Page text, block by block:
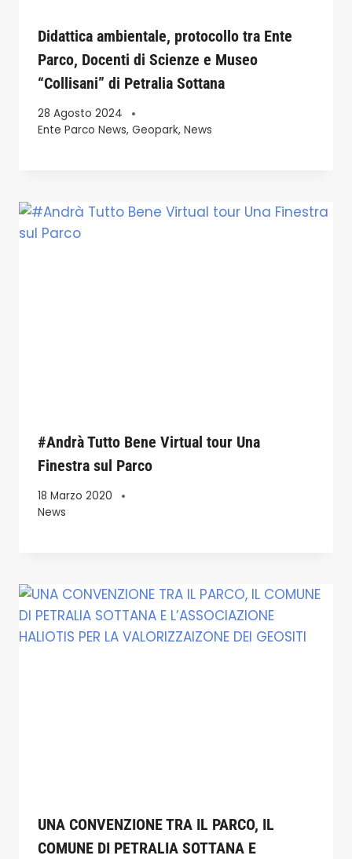
Didattica ambientale, protocollo tra Ente
Parco, Docenti di Scienze e Museo
“Collisani” di Petralia Sottana
28 Agosto 2024
Ente Parco News, Geopark, News
#Andrà Tutto Bene Virtual tour Una
Finestra sul Parco
18 Marzo 2020
News
UNA CONVENZIONE TRA IL PARCO, IL
COMUNE DI PETRALIA SOTTANA E